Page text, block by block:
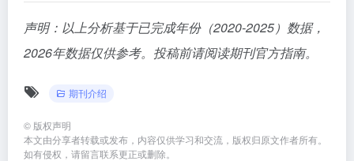
声明：以上分析基于已完成年份（2020-2025）数据，
2026年数据仅供参考。投稿前请阅读期刊官方指南。
期刊介绍
© 版权声明
本文由分享者转载或发布，内容仅供学习和交流，版权归原文作者所有。
如有侵权，请留言联系更正或删除。